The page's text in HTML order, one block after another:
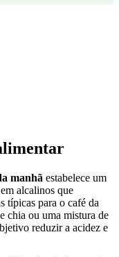
manhã estabelece um
alcalinos que
típicas para o café da
chia ou uma mistura de
reduzir a acidez e